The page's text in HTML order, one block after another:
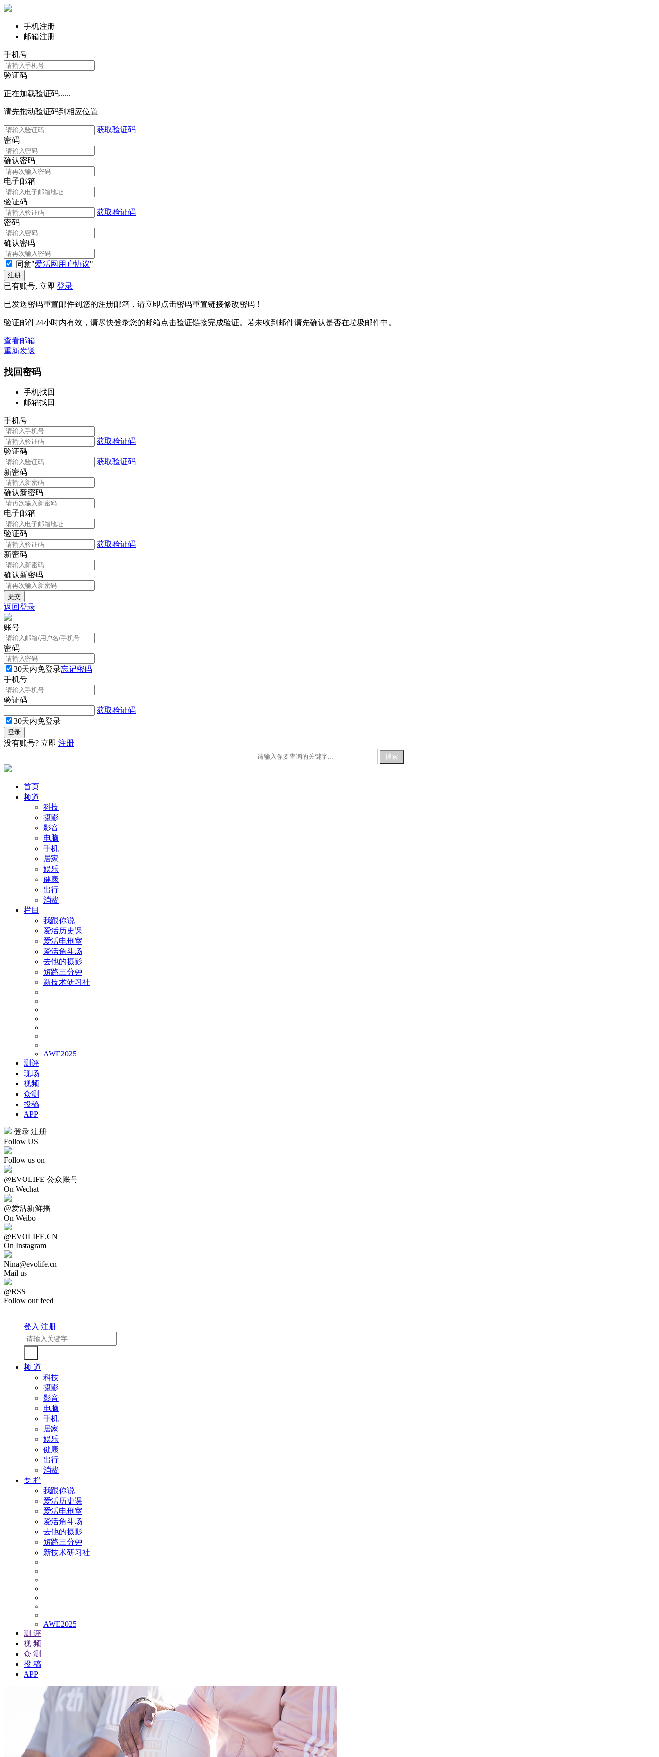
手机注册
邮箱注册
手机号
验证码
正在加载验证码......
请先拖动验证码到相应位置
获取验证码
密码
确认密码
电子邮箱
验证码
获取验证码
密码
确认密码
同意"爱活网用户协议"
已有账号, 立即 登录
已发送密码重置邮件到您的注册邮箱，请立即点击密码重置链接修改密码！
验证邮件24小时内有效，请尽快登录您的邮箱点击验证链接完成验证。若未收到邮件请先确认是否在垃圾邮件中。
查看邮箱
重新发送
找回密码
手机找回
邮箱找回
手机号
获取验证码
验证码
获取验证码
新密码
确认新密码
电子邮箱
验证码
获取验证码
新密码
确认新密码
返回登录
账号
密码
30天内免登录忘记密码
手机号
验证码
获取验证码
30天内免登录
没有账号? 立即 注册
首页
频道
科技
摄影
影音
电脑
手机
居家
娱乐
健康
出行
消费
栏目
我跟你说
爱活历史课
爱活电刑室
爱活角斗场
去他的摄影
短路三分钟
新技术研习社
AWE2025
测评
现场
视频
众测
投稿
APP
登录|注册
Follow US
Follow us on
@EVOLIFE 公众账号
On Wechat
@爱活新鲜播
On Weibo
@EVOLIFE.CN
On Instagram
Nina@evolife.cn
Mail us
@RSS
Follow our feed
登入|注册
频 道
科技
摄影
影音
电脑
手机
居家
娱乐
健康
出行
消费
专 栏
我跟你说
爱活历史课
爱活电刑室
爱活角斗场
去他的摄影
短路三分钟
新技术研习社
AWE2025
测 评
视 频
众 测
投 稿
APP